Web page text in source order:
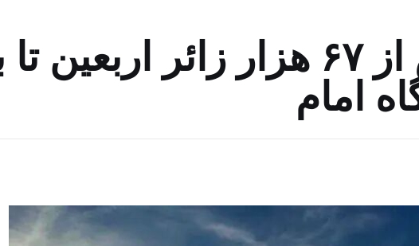
جابه‌جایی بیش از ۶۷ هزار زائر
امام